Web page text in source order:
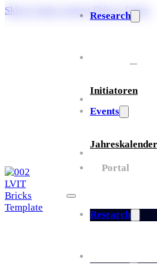
Skip to main content Skip to footer
Research
Initiatoren
Events
Jahreskalender
Portal
Research